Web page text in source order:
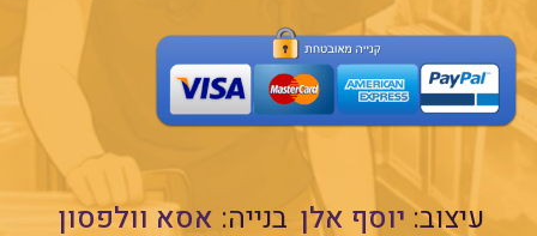
עיצוב:יוסף אלן בנייה: אסא וולפסון